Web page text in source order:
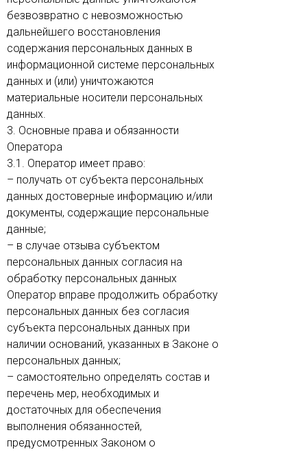
безвозвратно с невозможностью
дальнейшего восстановления
содержания персональных данных в
информационной системе персональных
данных и (или) уничтожаются
материальные носители персональных
данных.
3. Основные права и обязанности
Оператора
3.1. Оператор имеет право:
– получать от субъекта персональных
данных достоверные информацию и/или
документы, содержащие персональные
данные;
– в случае отзыва субъектом
персональных данных согласия на
обработку персональных данных
Оператор вправе продолжить обработку
персональных данных без согласия
субъекта персональных данных при
наличии оснований, указанных в Законе о
персональных данных;
– самостоятельно определять состав и
перечень мер, необходимых и
достаточных для обеспечения
выполнения обязанностей,
предусмотренных Законом о